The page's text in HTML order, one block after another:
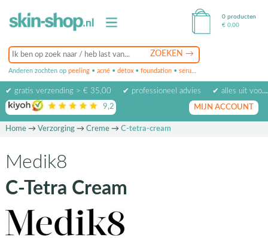
Anderen zochten op peeling • acné • detox • foundation • serum
0 producten
€ 0,00
✔ gratis verzending > € 35,00 ✔ professioneel advies
✔ alles uit voorraad leverbaar
9,2 op basis van beoordelingen
MIJN ACCOUNT
Home→ Verzorging→ Creme→ C-tetra-cream
Medik8
C-Tetra Cream